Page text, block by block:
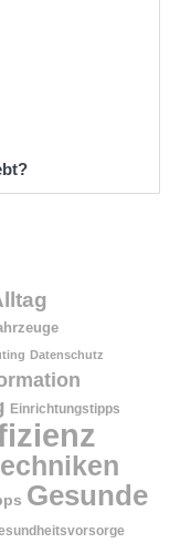
Datenschutz
Einrichtungstipps
Gesunde